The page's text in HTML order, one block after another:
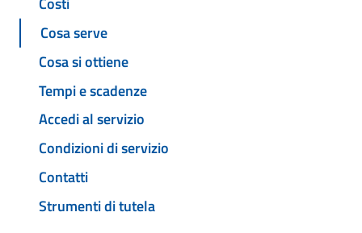
Cosa serve
Cosa si ottiene
Tempi e scadenze
Accedi al servizio
Condizioni di servizio
Contatti
Strumenti di tutela